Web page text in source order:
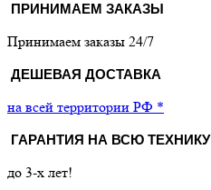
ПРИНИМАЕМ ЗАКАЗЫ
Принимаем заказы 24/7
ДЕШЕВАЯ ДОСТАВКА
на всей территории РФ *
ГАРАНТИЯ НА ВСЮ ТЕХНИКУ
до 3-х лет!